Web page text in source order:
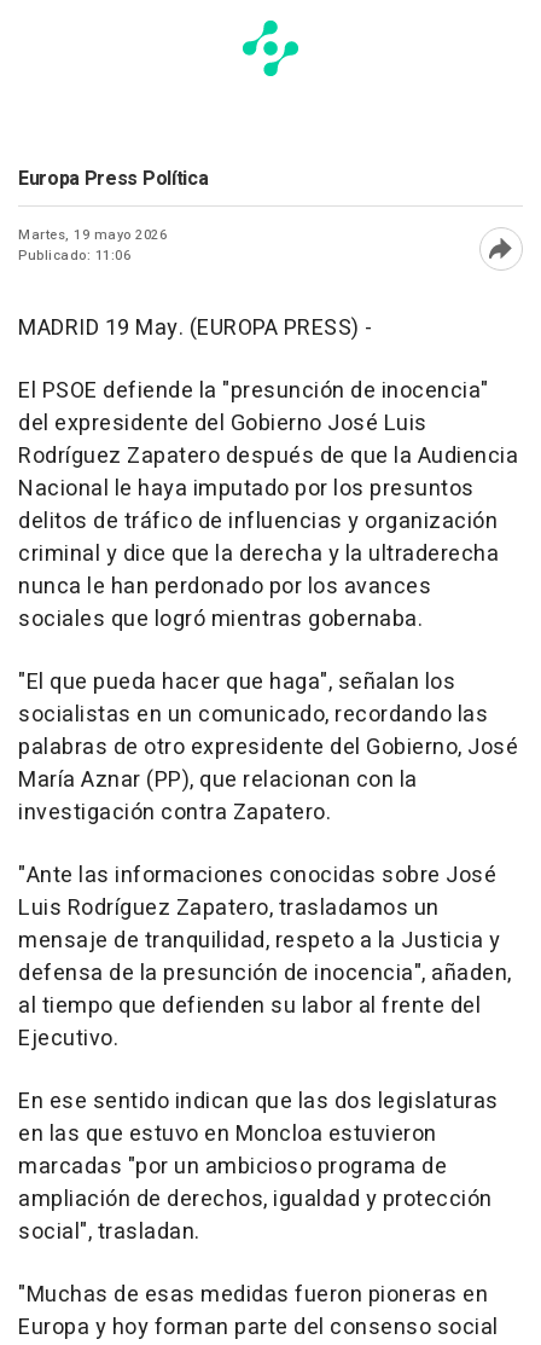
Europa Press Política
Martes, 19 mayo 2026
Publicado: 11:06
MADRID 19 May. (EUROPA PRESS) -
El PSOE defiende la "presunción de inocencia"
del expresidente del Gobierno José Luis
Rodríguez Zapatero después de que la Audiencia
Nacional le haya imputado por los presuntos
delitos de tráfico de influencias y organización
criminal y dice que la derecha y la ultraderecha
nunca le han perdonado por los avances
sociales que logró mientras gobernaba.
"El que pueda hacer que haga", señalan los
socialistas en un comunicado, recordando las
palabras de otro expresidente del Gobierno, José
María Aznar (PP), que relacionan con la
investigación contra Zapatero.
"Ante las informaciones conocidas sobre José
Luis Rodríguez Zapatero, trasladamos un
mensaje de tranquilidad, respeto a la Justicia y
defensa de la presunción de inocencia", añaden,
al tiempo que defienden su labor al frente del
Ejecutivo.
En ese sentido indican que las dos legislaturas
en las que estuvo en Moncloa estuvieron
marcadas "por un ambicioso programa de
ampliación de derechos, igualdad y protección
social", trasladan.
"Muchas de esas medidas fueron pioneras en
Europa y hoy forman parte del consenso social